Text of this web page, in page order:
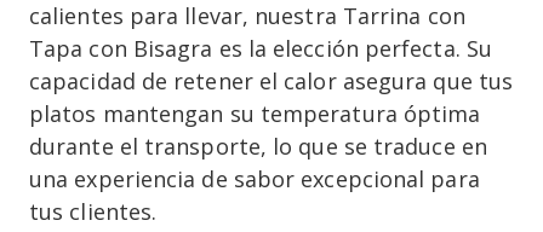
calientes para llevar, nuestra Tarrina con
Tapa con Bisagra es la elección perfecta. Su
capacidad de retener el calor asegura que tus
platos mantengan su temperatura óptima
durante el transporte, lo que se traduce en
una experiencia de sabor excepcional para
tus clientes.